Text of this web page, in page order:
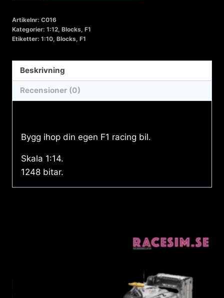
Caco
-
1248
pcs
Artikelnr: C016
Kategorier: 1:12, Blocks, F1
Etiketter: 1:10, Blocks, F1
Beskrivning
Recensioner (0)
Bygg ihop din egen F1 racing bil.
Skala 1:14.
1248 bitar.